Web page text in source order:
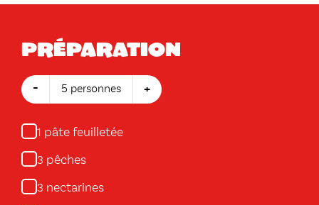
Préparation
- 5 personnes +
1 pâte feuilletée
3 pêches
3 nectarines